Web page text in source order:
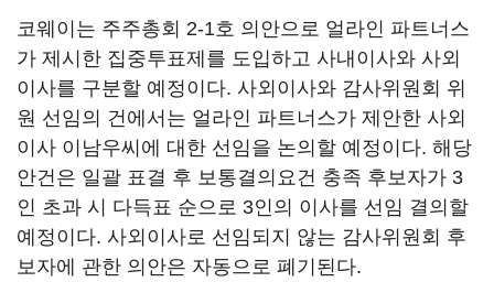
코웨이는 주주총회 2-1호 의안으로 얼라인 파트너스
가 제시한 집중투표제를 도입하고 사내이사와 사외
이사를 구분할 예정이다. 사외이사와 감사위원회 위
원 선임의 건에서는 얼라인 파트너스가 제안한 사외
이사 이남우씨에 대한 선임을 논의할 예정이다. 해당
안건은 일괄 표결 후 보통결의요건 충족 후보자가 3
인 초과 시 다득표 순으로 3인의 이사를 선임 결의할
예정이다. 사외이사로 선임되지 않는 감사위원회 후
보자에 관한 의안은 자동으로 폐기된다.